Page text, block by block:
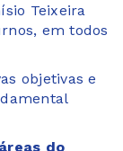
Teixeira
em todos
objetivas e
do